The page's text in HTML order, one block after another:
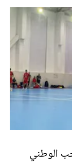
الوطني